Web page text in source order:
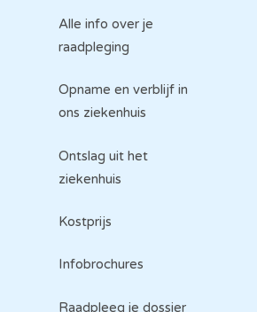
Alle info over je
raadpleging
Opname en verblijf in
ons ziekenhuis
Ontslag uit het
ziekenhuis
Kostprijs
Infobrochures
Raadpleeg je dossier